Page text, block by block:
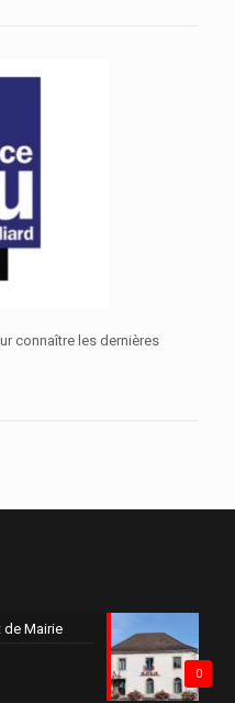
connaître les dernières
0
de Mairie